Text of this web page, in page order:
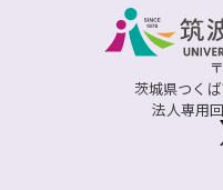
茨城県つく
法人専用